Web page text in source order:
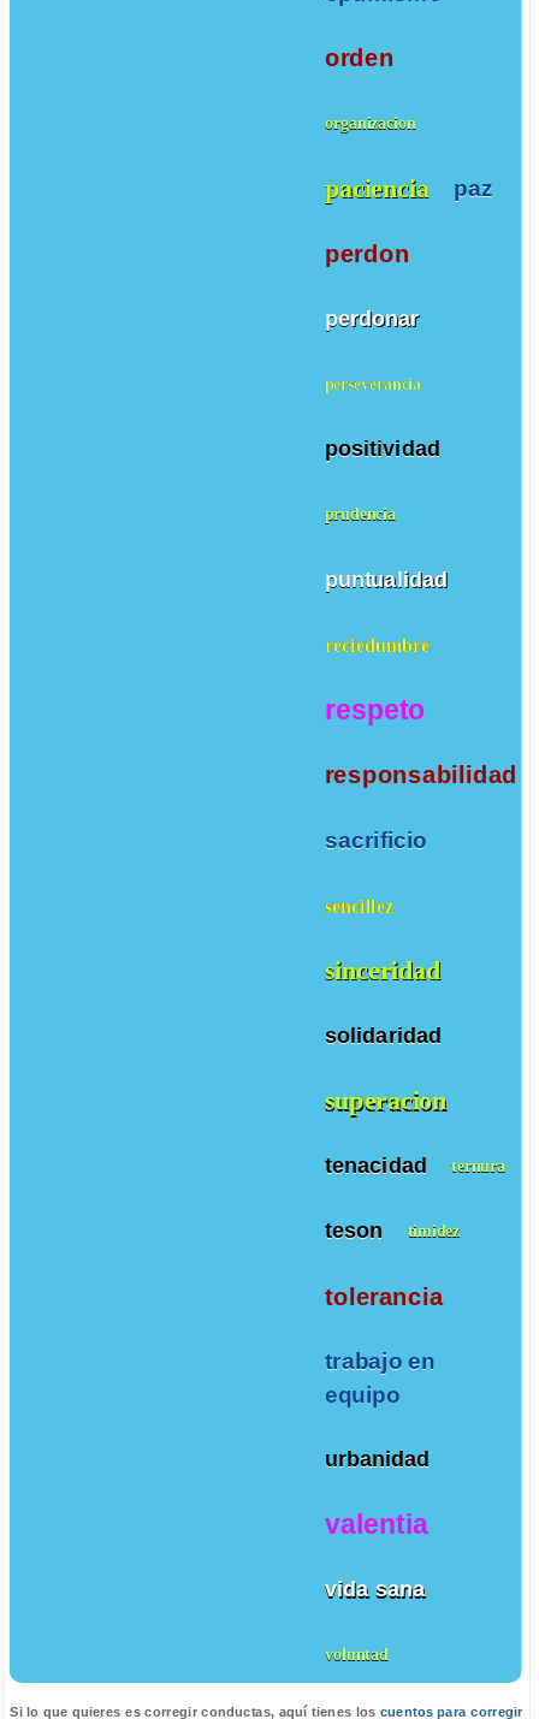
orden
organizacion
paciencia paz
perdon
perdonar
perseverancia
positividad
prudencia
puntualidad
reciedumbre
respeto
responsabilidad
sacrificio
sencillez
sinceridad
solidaridad
superacion
tenacidad ternura
teson timidez
tolerancia
trabajo en
equipo
urbanidad
valentia
vida sana
voluntad
Si lo que quieres es corregir conductas, aquí tienes los cuentos para corregir